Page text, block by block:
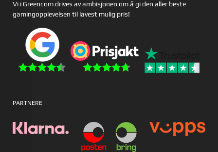
Vi i Greencom drives av ambisjonen om å gi den aller beste
gamingopplevelsen til lavest mulig pris!
PARTNERE